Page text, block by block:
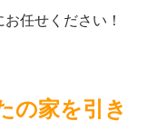
お任せください！
の家を引き